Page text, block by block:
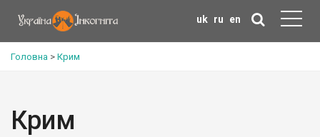
uk ru en
Головна > Крим
Крим